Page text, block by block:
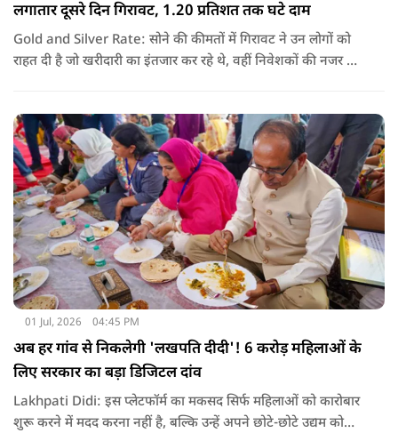
लगातार दूसरे दिन गिरावट, 1.20 प्रतिशत तक घटे दाम
Gold and Silver Rate: सोने की कीमतों में गिरावट ने उन लोगों को
राहत दी है जो खरीदारी का इंतजार कर रहे थे, वहीं निवेशकों की नजर अब
01 Jul, 2026 04:45 PM
अब हर गांव से निकलेगी 'लखपति दीदी'! 6 करोड़ महिलाओं के
लिए सरकार का बड़ा डिजिटल दांव
Lakhpati Didi: इस प्लेटफॉर्म का मकसद सिर्फ महिलाओं को कारोबार
शुरू करने में मदद करना नहीं है, बल्कि उन्हें अपने छोटे-छोटे उद्यम को